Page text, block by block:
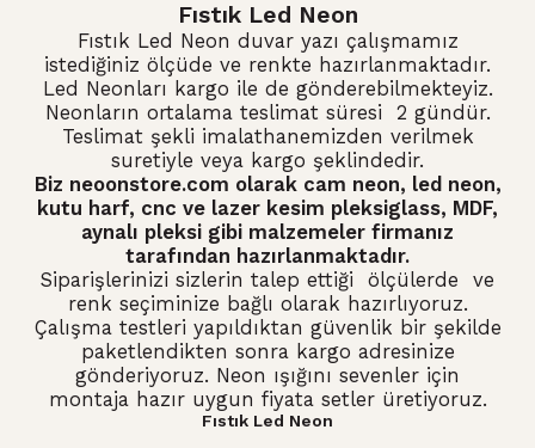
Fıstık Led Neon
Fıstık Led Neon duvar yazı çalışmamız
istediğiniz ölçüde ve renkte hazırlanmaktadır.
Led Neonları kargo ile de gönderebilmekteyiz.
Neonların ortalama teslimat süresi 2 gündür.
Teslimat şekli imalathanemizden verilmek
suretiyle veya kargo şeklindedir.
Biz neoonstore.com olarak cam neon, led neon,
kutu harf, cnc ve lazer kesim pleksiglass, MDF,
aynalı pleksi gibi malzemeler firmanız
tarafından hazırlanmaktadır.
Siparişlerinizi sizlerin talep ettiği ölçülerde ve
renk seçiminize bağlı olarak hazırlıyoruz.
Çalışma testleri yapıldıktan güvenlik bir şekilde
paketlendikten sonra kargo adresinize
gönderiyoruz. Neon ışığını sevenler için
montaja hazır uygun fiyata setler üretiyoruz.
Fıstık Led Neon